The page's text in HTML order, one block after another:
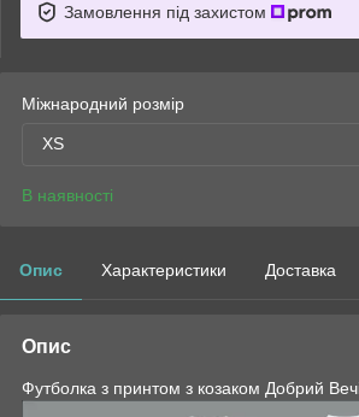
Замовлення під захистом
Міжнародний розмір
XS
В наявності
Опис Характеристики Доставка
Опис
Футболка з принтом з козаком Добрий